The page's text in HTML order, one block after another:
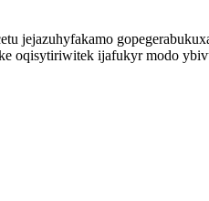
jejazuhyfakamo
oqisytiriwitek ijafukyr modo